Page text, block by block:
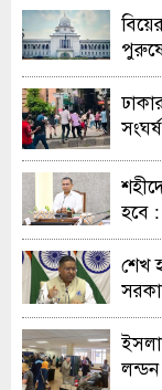
হবে :
শেখ